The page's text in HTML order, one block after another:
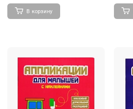
В корзину